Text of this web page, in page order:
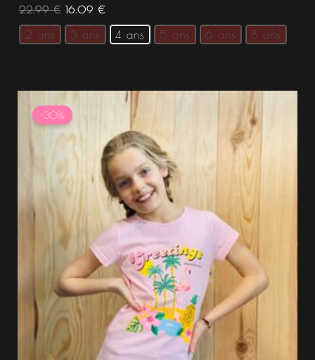
22.99€ 16.09 €
2 ans 3 ans 4 ans 5 ans 6 ans 8 ans
-30%
prix
initial
était :
8.39 €.